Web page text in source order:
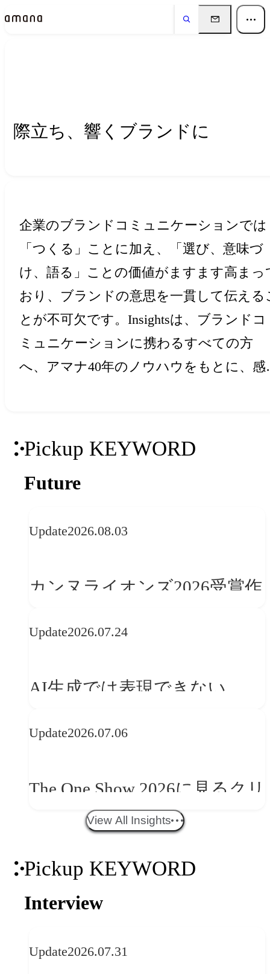
Insightsインサイト
際立ち、響くブランドに
企業のブランドコミュニケーションでは
「つくる」ことに加え、「選び、意味づ
け、語る」ことの価値がますます高まっ
おり、ブランドの意思を一貫して伝える
とが不可欠です。Insightsは、ブランドコ
ミュニケーションに携わるすべての方
へ、アマナ40年のノウハウをもとに、感
Pickup KEYWORD
Future
Update2026.08.03
カンヌライオンズ2026受賞作
──「優れたブランド体験」
か
Update2026.07.24
AI生成では表現できない
望
Update2026.07.06
The One Show 2026に見るクリ
エイティブトレンド──社会
「体験」へ変える
View All Insights
Pickup KEYWORD
Interview
Update2026.07.31